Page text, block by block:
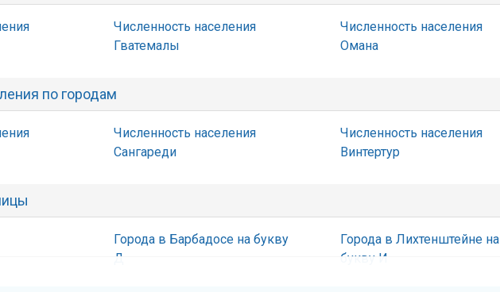
Численность населения
Гватемалы
Численность населения
Омана
по городам
Численность населения
Сангареди
Численность населения
Винтертур
Города в Барбадосе на букву
Д
Города в Лихтенштейне на
букву И